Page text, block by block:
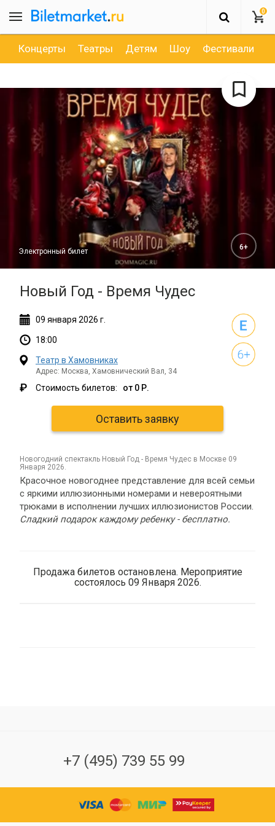
0
Концерты Театры Детям Шоу Фестивали
Новый Год - Время Чудес
Электронный билет 6+
09 января 2026 г.
18:00
Театр в Хамовниках
Адрес: Москва, Хамовнический Вал, 34
₽ Стоимость билетов: от 0 Р.
Оставить заявку
новогодний спектакль Новый Год - Время Чудес в Москве 09
Января 2026.
Красочное новогоднее представление для всей семьи
с яркими иллюзионными номерами и невероятными
трюками в исполнении лучших иллюзионистов России.
Сладкий подарок каждому ребенку - бесплатно.
Продажа билетов остановлена. Мероприятие
состоялось 09 Января 2026.
+7 (495) 739 55 99